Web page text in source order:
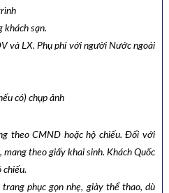
khách sạn.
và LX. Phụ phí với người Nước ngoài
có) chụp ảnh
theo CMND hoặc hộ chiếu. Đối với
theo giấy khai sinh. Khách Quốc
chiếu.
phục gọn nhẹ, giày thể thao, dù